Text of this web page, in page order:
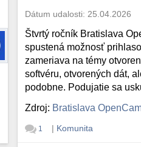
Dátum udalosti: 25.04.2026
Štvrtý ročník Bratislava
spustená možnosť
zameriava na témy
softvéru, otvorených dát,
podobne. Podujatie sa
Zdroj: Bratislava
1 | Komunita